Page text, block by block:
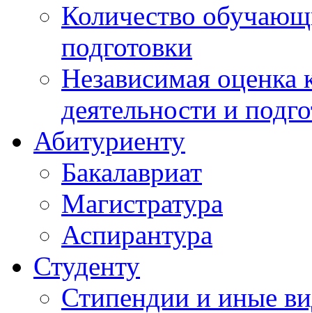
Количество
подготовки
Независимая оценка
деятельности и
Абитуриенту
Бакалавриат
Магистратура
Аспирантура
Студенту
Стипендии и иные